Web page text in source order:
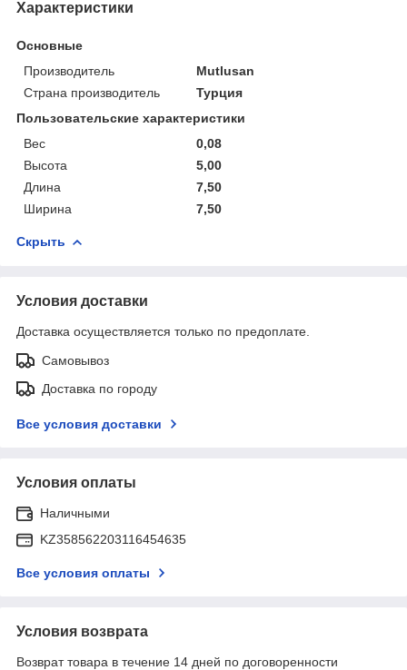
Характеристики
Основные
Производитель
Mutlusan
Страна производитель
Турция
Пользовательские характеристики
Вес
0,08
Высота
5,00
Длина
7,50
Ширина
7,50
Скрыть
Условия доставки
Доставка осуществляется только по предоплате.
Самовывоз
Доставка по городу
Все условия доставки
Условия оплаты
Наличными
KZ358562203116454635
Все условия оплаты
Условия возврата
Возврат товара в течение 14 дней по договоренности